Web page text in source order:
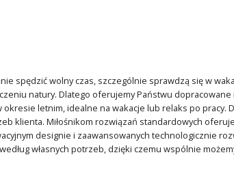
spędzić wolny czas, szczególnie sprawdzą się w
natury. Dlatego oferujemy Państwu dopracowane
letnim, idealne na wakacje lub relaks po pracy.
klienta. Miłośnikom rozwiązań standardowych
designie i zaawansowanych technologicznie
własnych potrzeb, dzięki czemu wspólnie